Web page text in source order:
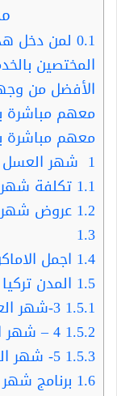
0.1 لمن دخل
المختصين
الأفضل من
معهم مباشرة
معهم مباشرة
1 شهر العسل في
1.1 تكلفة شهر
1.2 عروض شهر
1.3
1.4 اجمل
1.5 المدن
1.5.1
1.5.2
1.5.3
1.6 برنامج